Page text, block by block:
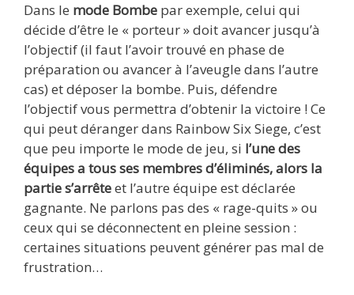
Dans le mode Bombe par exemple, celui qui
décide d’être le « porteur » doit avancer jusqu’à
l’objectif (il faut l’avoir trouvé en phase de
préparation ou avancer à l’aveugle dans l’autre
cas) et déposer la bombe. Puis, défendre
l’objectif vous permettra d’obtenir la victoire ! Ce
qui peut déranger dans Rainbow Six Siege, c’est
que peu importe le mode de jeu, si l’une des
équipes a tous ses membres d’éliminés, alors la
partie s’arrêteet l’autre équipe est déclarée
gagnante. Ne parlons pas des « rage-quits » ou
ceux qui se déconnectent en pleine session :
certaines situations peuvent générer pas mal de
frustration…